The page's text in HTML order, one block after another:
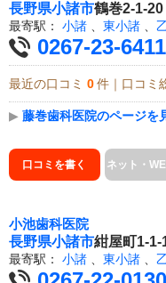
長野県小諸市鶴巻2-1-20
最寄駅： 小諸 、 東小諸 、
0267-23-6411
最近の口コミ 0 件｜口コミ
▶ 藤巻歯科医院のページを
口コミを書く ネット・
小池歯科医院
長野県小諸市紺屋町1-1-
最寄駅： 小諸 東小諸